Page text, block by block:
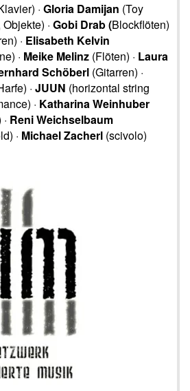
· Gloria Damijan (Toy
· Gobi Drab (Blockflöten)
· Elisabeth Kelvin
· Meike Melinz (Flöten) · Laura
Schöberl (Gitarren) ·
· JUUN (horizontal string
· Katharina Weinhuber
Reni Weichselbaum
· Michael Zacherl (scivolo)